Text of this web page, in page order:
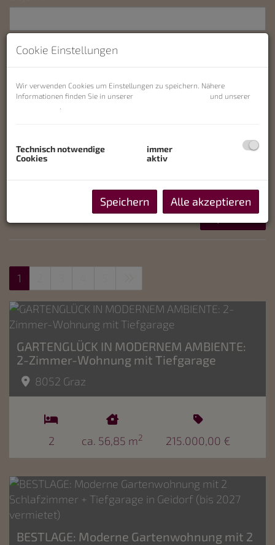
Preis
-
Zimmer
Weitere Suchoptionen
Filter zurücksetzen
Suchen
1
GARTENGLÜCK IN MODERNEM AMBIENTE:
2-Zimmer-Wohnung mit Tiefgarage
8052 Graz
2 ca. 56,85 m2 215.000,00 €
BESTLAGE: Moderne Gartenwohnung mit 2
Cookie Einstellungen
Wir verwenden Cookies um Einstellungen zu speichern. Nähere
Informationen finden Sie in unserer
und unserer
Technisch notwendige
Cookies
immer
aktiv
Speichern Alle akzeptieren